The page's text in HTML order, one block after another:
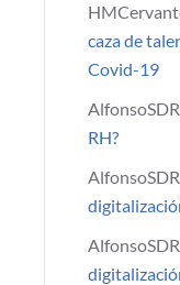
caza de
Covid-19
AlfonsoSDR
RH?
AlfonsoSDR
AlfonsoSDR